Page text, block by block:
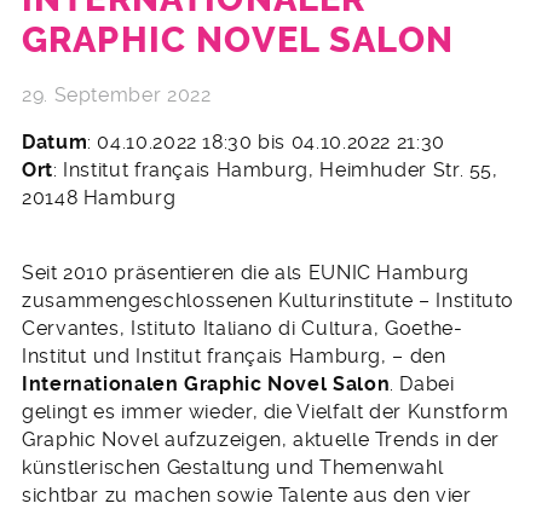
GRAPHIC NOVEL SALON
29. September 2022
Datum: 04.10.2022 18:30 bis 04.10.2022 21:30
Ort: Institut français Hamburg, Heimhuder Str. 55,
20148 Hamburg
Seit 2010 präsentieren die als EUNIC Hamburg
zusammengeschlossenen Kulturinstitute – Instituto
Cervantes, Istituto Italiano di Cultura, Goethe-
Institut und Institut français Hamburg, – den
Internationalen Graphic Novel Salon. Dabei
gelingt es immer wieder, die Vielfalt der Kunstform
Graphic Novel aufzuzeigen, aktuelle Trends in der
künstlerischen Gestaltung und Themenwahl
sichtbar zu machen sowie Talente aus den vier